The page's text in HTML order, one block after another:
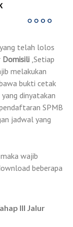
telah lolos
Domisili ,Setiap
melakukan
bukti cetak
dinyatakan
SPMB
jadwal yang
wajib
beberapa
III Jalur